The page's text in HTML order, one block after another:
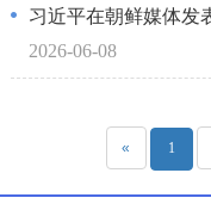
习近平在朝鲜媒体发
2026-06-08
« 1